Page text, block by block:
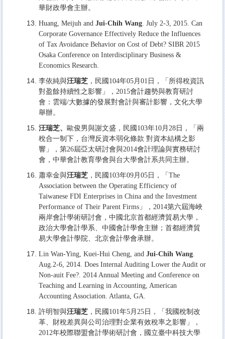
華財政學會主辦。
Huang, Meijuh and Jui-Chih Wang. July 2-3, 2015. Can
Corporate Governance Effectively Reduce the Influences
of Tax Avoidance Behavior on Cost of Debt? SIBR 2015
Osaka Conference on Interdisciplinary Business &
Economics Research.
李依純與汪瑞芝 ，民國104年05月01日，「所得稅資訊
對盈餘持續性之影響」，2015會計趨勢與教育研討
會：雲端/大數據的發展對會計與審計影響，文化大學
舉辦。
汪瑞芝、 歐俊男與謝文盛，民國103年10月28日，「兩
稅合一制下，台灣反資本弱化條款 對資本結構之影
響」，第26屆亞太研討會與2014會計理論與實務研討
會，中華會計教育學會與台大學會計系共同主辦。
蕭幸金與汪瑞芝 ，民國103年09月05日，「The
Association between the Operating Efficiency of
Taiwanese FDI Enterprises in China and the Investment
Performance of Their Parent Firms」，2014第六屆海峽
兩岸會計學術研討會，中國北京首都經濟貿易大學，
政治大學會計學系、中國會計學會主辦；首都經濟貿
易大學會計學院、北京會計學會承辦。
Lin Wan-Ying, Kuei-Hui Cheng, and Jui-Chih Wang.
Aug.2-6, 2014. Does Internal Auditing Lower the Audit or
Non-auit Fee?. 2014 Annual Meeting and Conference on
Teaching and Learning in Accounting, American
Accounting Association. Atlanta, GA.
許明智與汪瑞芝 ，民國101年5月25日，「我國稅制改
革、財稅差異與公司治理對企業有效稅率之影響」，
2012年校際聯盟會計學術研討會，國立臺中科技大學